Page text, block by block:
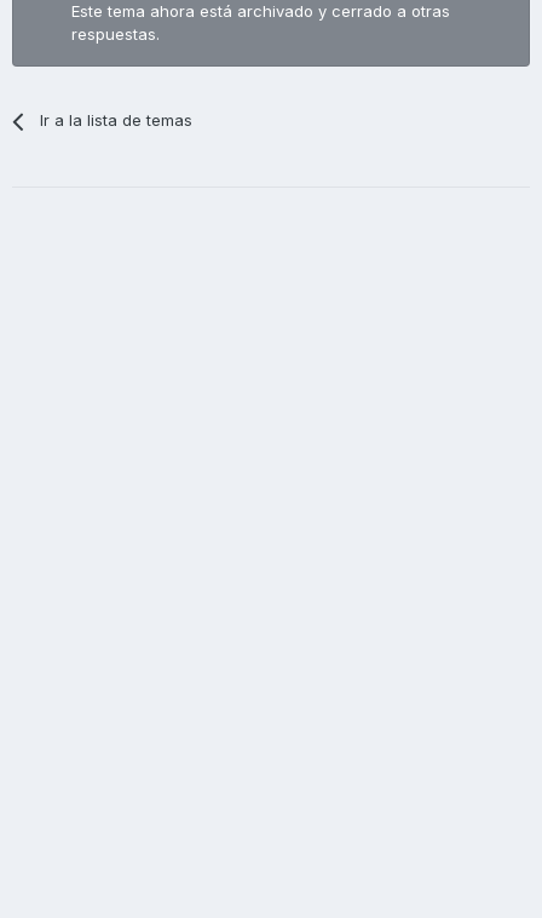
Este tema ahora está archivado y cerrado a otras
respuestas.
Ir a la lista de temas